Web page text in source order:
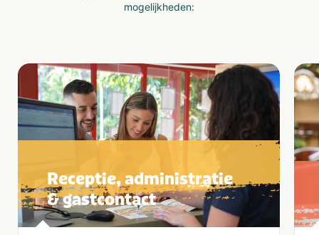
mogelijkheden:
Receptie, administratie
& gastcontact